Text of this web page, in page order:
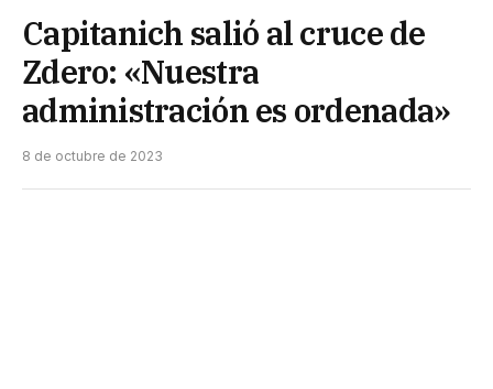
Capitanich salió al cruce de
Zdero: «Nuestra
administración es ordenada»
8 de octubre de 2023